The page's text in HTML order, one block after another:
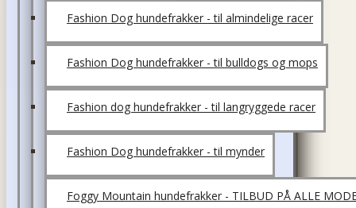
Fashion Dog hundefrakker - til almindelige racer
Fashion Dog hundefrakker - til bulldogs og mops
Fashion dog hundefrakker - til langryggede racer
Fashion Dog hundefrakker - til mynder
Foggy Mountain hundefrakker - TILBUD PÅ ALLE